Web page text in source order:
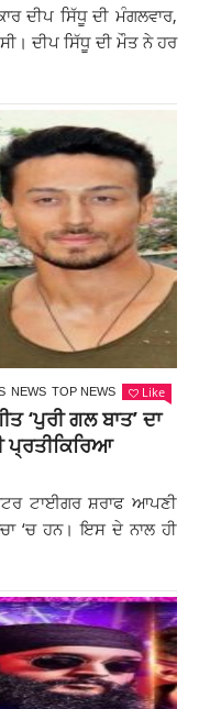
ਦੀਪ ਸਿੱਧੂ ਦੀ ਮੰਗਲਵਾਰ,
ਦੀਪ ਸਿੱਧੂ ਦੀ ਮੌਤ ਨੇ ਹਰ
NEWS TOP NEWS Like
‘ਪੁਰੀ ਗਲ ਬਾਤ’ ਦਾ
ਪ੍ਰਤੀਕਿਰਿਆ
ਟਾਈਗਰ ਸ਼ਰਾਫ ਆਪਣੀ
‘ਚ ਹਨ। ਇਸ ਦੇ ਨਾਲ ਹੀ